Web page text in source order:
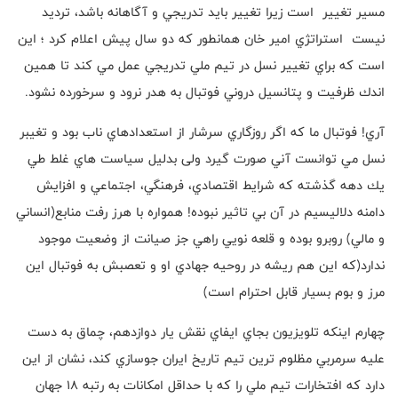
مسير تغيير است زيرا تغيير بايد تدريجي و آگاهانه باشد، ترديد
نيست استراتژي امير خان همانطور كه دو سال پيش اعلام كرد ؛ اين
است كه براي تغيير نسل در تيم ملي تدريجي عمل مي كند تا همين
اندك ظرفيت و پتانسيل دروني فوتبال به هدر نرود و سرخورده نشود.
آري! فوتبال ما كه اگر روزگاري سرشار از استعدادهاي ناب بود و تغيبر
نسل مي توانست آني صورت گيرد ولی بدليل سياست هاي غلط طي
يك دهه گذشته كه شرايط اقتصادي، فرهنگي، اجتماعي و افزايش
دامنه دلاليسيم در آن بي تاثير نبوده! همواره با هرز رفت منابع(انساني
و مالي) روبرو بوده و قلعه نویي راهي جز صيانت از وضعيت موجود
ندارد(كه اين هم ريشه در روحيه جهادي او و تعصبش به فوتبال اين
مرز و بوم بسيار قابل احترام است)
چهارم اينكه تلویزیون بجاي ايفاي نقش يار دوازدهم، چماق به دست
علیه سرمربي مظلوم ترين تيم تاريخ ايران جوسازي كند، نشان از اين
دارد كه افتخارات تيم ملي را كه با حداقل امكانات به رتبه ١٨ جهان